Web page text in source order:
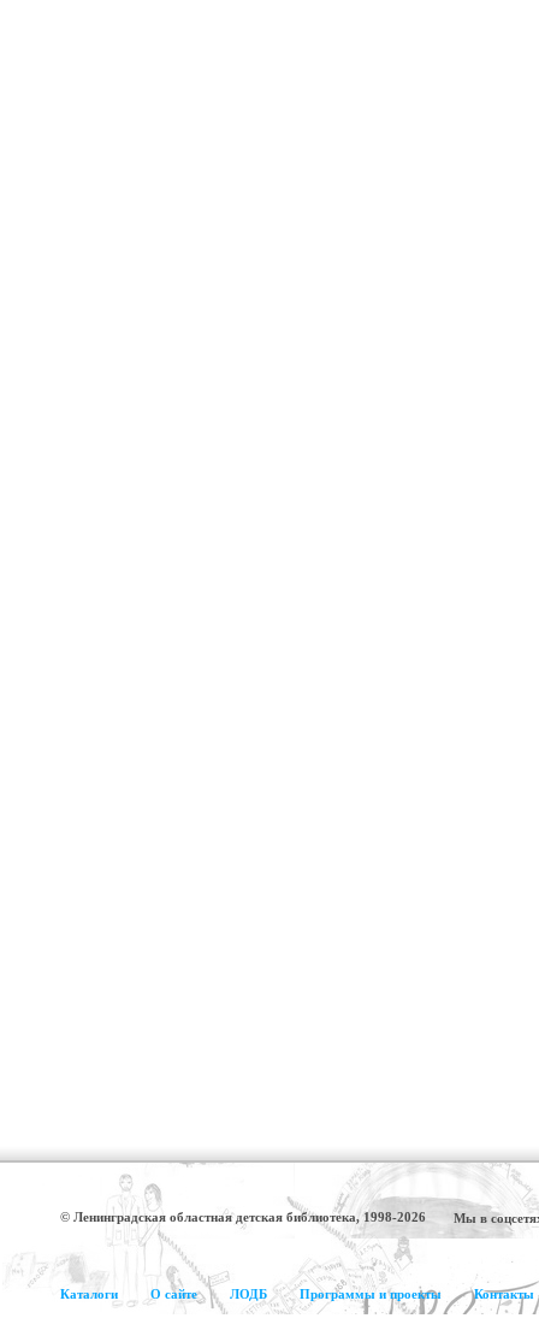
© Ленинградская областная детская библиотека, 1998-2026 Мы в
Каталоги О сайте ЛОДБ Программы и проекты Контакты